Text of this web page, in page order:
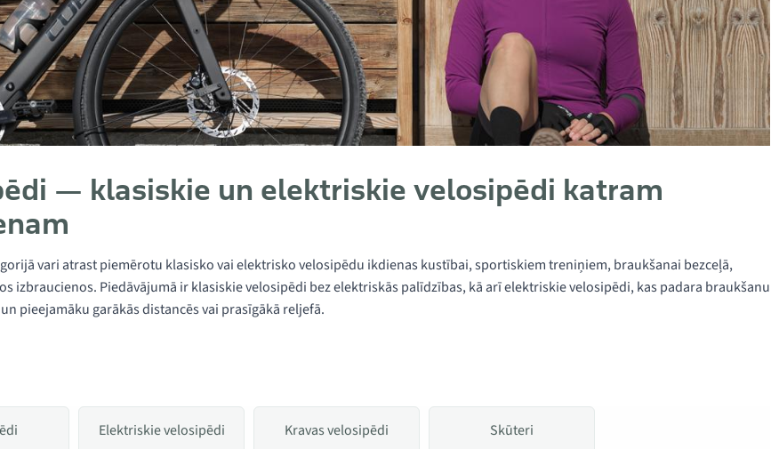
— klasiskie un elektriskie velosipēdi katram
vari atrast piemērotu klasisko vai elektrisko velosipēdu ikdienas kustībai, sportiskiem treniņiem, braukšanai bezceļā,
izbraucienos. Piedāvājumā ir klasiskie velosipēdi bez elektriskās palīdzības, kā arī elektriskie velosipēdi, kas padara braukšanu
pieejamāku garākās distancēs vai prasīgākā reljefā.
Elektriskie velosipēdi Kravas velosipēdi Skūteri